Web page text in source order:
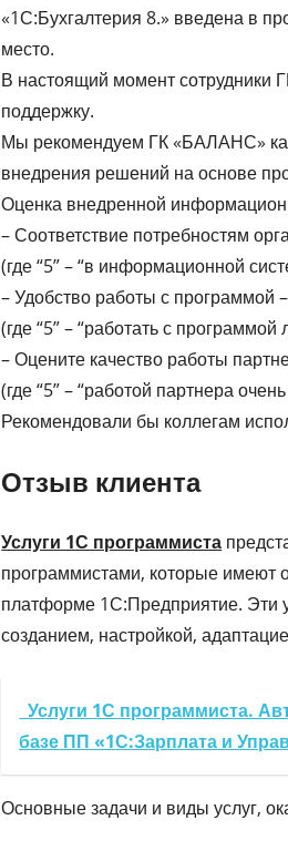
«1С:Бухгалтерия 8.» введена в
место.
В настоящий момент сотрудники
поддержку.
Мы рекомендуем ГК «БАЛАНС»
внедрения решений на основе
Оценка внедренной
– Соответствие потребностям
(где “5” – “в информационной
– Удобство работы с программой
(где “5” – “работать с программой
– Оцените качество работы
(где “5” – “работой партнера
Рекомендовали бы коллегам
Отзыв клиента
Услуги 1С программиста
программистами, которые имеют
платформе 1С:Предприятие. Эти
созданием, настройкой,
Услуги 1С программиста.
базе ПП «1С:Зарплата и
Основные задачи и виды услуг,